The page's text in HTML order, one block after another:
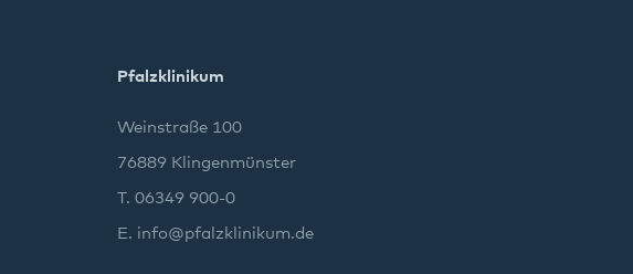
Pfalzklinikum
Weinstraße 100
76889 Klingenmünster
T. 06349 900-0
E. info@pfalzklinikum.de